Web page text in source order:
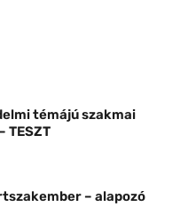
témájú szakmai
TESZT
– alapozó